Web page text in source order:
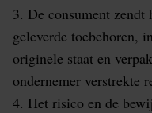
3. De consument
geleverde toebehoren,
originele staat en
ondernemer verstrekte
4. Het risico en de